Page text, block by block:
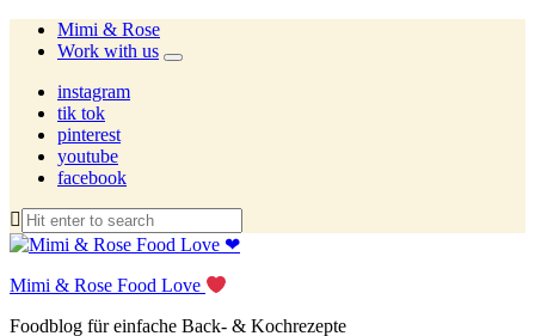
Mimi & Rose
Work with us
expand
instagram
tik tok
pinterest
youtube
facebook
Mimi & Rose Food Love
Foodblog für einfache Back- & Kochrezepte